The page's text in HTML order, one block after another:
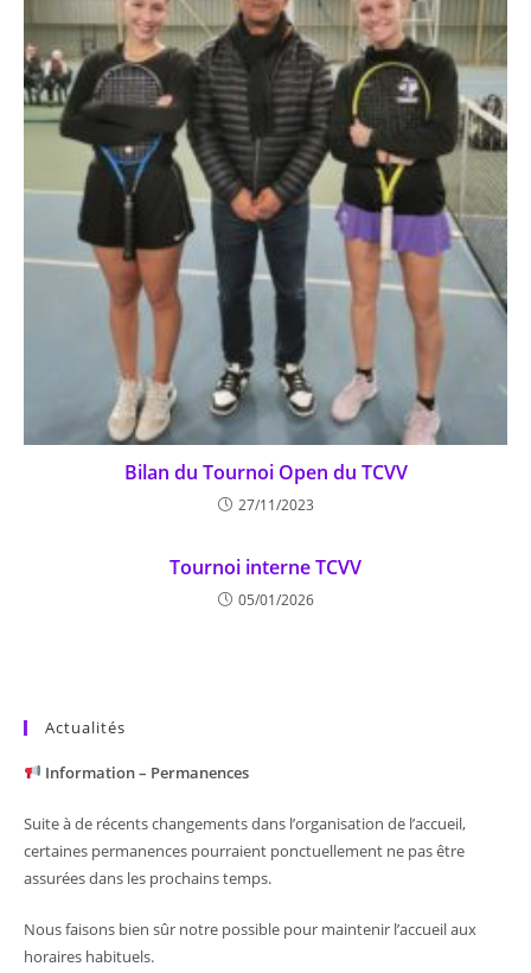
Bilan du Tournoi Open du TCVV
27/11/2023
Tournoi interne TCVV
05/01/2026
Actualités
Information – Permanences
Suite à de récents changements dans l’organisation de l’accueil,
certaines permanences pourraient ponctuellement ne pas être
assurées dans les prochains temps.
Nous faisons bien sûr notre possible pour maintenir l’accueil aux
horaires habituels.